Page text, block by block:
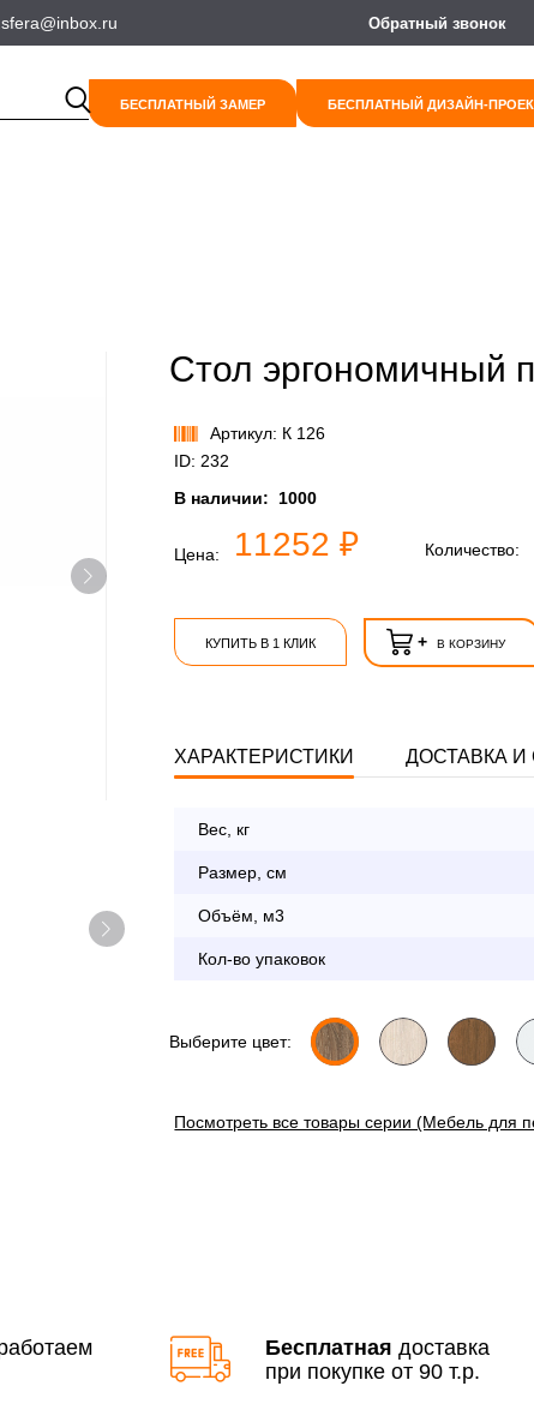
Обратный звонок
БЕСПЛАТНЫЙ ЗАМЕР БЕСПЛАТНЫЙ ДИЗАЙН-
Стол эргономичный
Артикул: К 126
ID: 232
В наличии:
1000
Цена: 11252 ₽ Количество:
КУПИТЬ В 1 КЛИК + В КОРЗИНУ
ХАРАКТЕРИСТИКИ ДОСТАВКА И
Вес, кг
Размер, см
Объём, м3
Кол-во упаковок
По Москве в пределах МКАД
Свыше 90 000 руб.
По Москве в пределах МКАД в
Оплата заказа
Выберите цвет:
Посмотреть все товары серии (Мебель для
Бесплатная доставка
при покупке от 90 т.р.